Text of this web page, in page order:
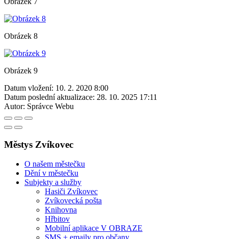
Obrázek 8
Obrázek 9
Datum vložení: 10. 2. 2020 8:00
Datum poslední aktualizace: 28. 10. 2025 17:11
Autor: Správce Webu
Městys Zvíkovec
O našem městečku
Dění v městečku
Subjekty a služby
Hasiči Zvíkovec
Zvíkovecká pošta
Knihovna
Hřbitov
Mobilní aplikace V OBRAZE